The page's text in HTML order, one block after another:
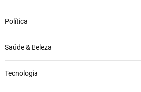
Política
Saúde & Beleza
Tecnologia